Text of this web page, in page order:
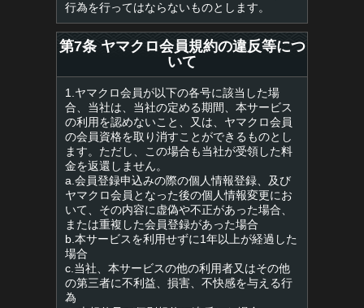
行為を行ってはならないものとします。
第7条 ヤマクロ会員規約の違反等につ
いて
1.ヤマクロ会員が以下の各号に該当した場
合、当社は、当社の定める期間、本サービス
の利用を認めないこと、又は、ヤマクロ会員
の会員資格を取り消すことができるものとし
ます。ただし、この場合も当社が受領した料
金を返還しません。
a.会員登録申込みの際の個人情報登録、及び
ヤマクロ会員となった後の個人情報変更にお
いて、その内容に虚偽や不正があった場合、
または重複した会員登録があった場合
b.本サービスを利用せずに1年以上が経過した
場合
c.当社、本サービスの他の利用者又はその他
の第三者に不利益、損害、不快感を与える行
為